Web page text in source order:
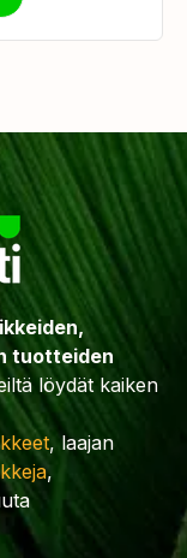
tuotteiden
löydät kaiken
, laajan
,